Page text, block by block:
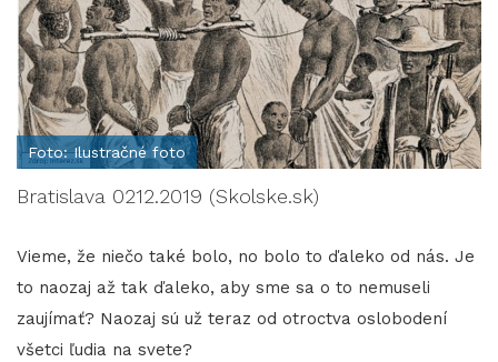
Foto: Ilustračné foto
Bratislava 0212.2019 (Skolske.sk)
Vieme, že niečo také bolo, no bolo to ďaleko od nás. Je
to naozaj až tak ďaleko, aby sme sa o to nemuseli
zaujímať? Naozaj sú už teraz od otroctva oslobodení
všetci ľudia na svete?